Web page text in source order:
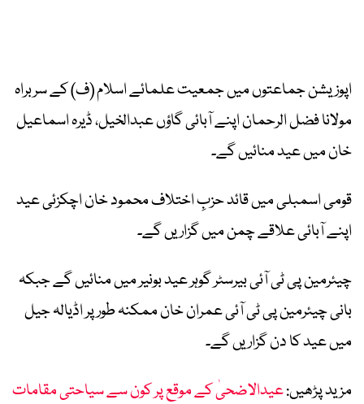
اپوزیشن جماعتوں میں جمعیت علمائے اسلام (ف) کے سربراہ
مولانا فضل الرحمان اپنے آبائی گاؤں عبدالخیل، ڈیرہ اسماعیل
خان میں عید منائیں گے۔
قومی اسمبلی میں قائد حزبِ اختلاف محمود خان اچکزئی عید
اپنے آبائی علاقے چمن میں گزاریں گے۔
چیئرمین پی ٹی آئی بیرسٹر گوہر عید بونیر میں منائیں گے جبکہ
بانی چیئرمین پی ٹی آئی عمران خان ممکنہ طور پر اڈیالہ جیل
میں عید کا دن گزاریں گے۔
مزید پڑھیں:عیدالاضحیٰ کے موقع پر کون سے سیاحتی مقامات